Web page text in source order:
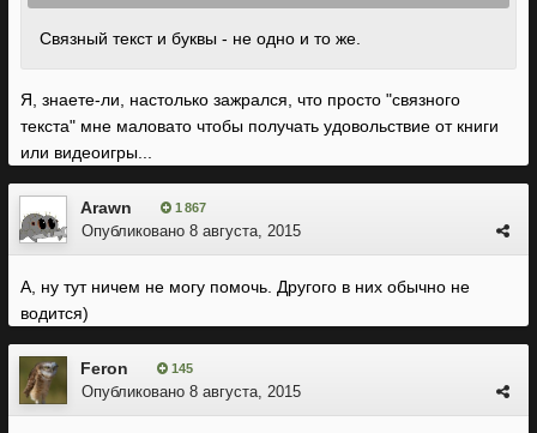
Связный текст и буквы - не одно и то же.
Я, знаете-ли, настолько зажрался, что просто "связного
текста" мне маловато чтобы получать удовольствие от книги
или видеоигры...
Arawn 1 867
Опубликовано 8 августа, 2015
А, ну тут ничем не могу помочь. Другого в них обычно не
водится)
Feron 145
Опубликовано 8 августа, 2015